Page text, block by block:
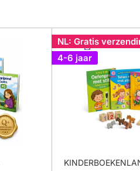
NL: Gratis
4-6 jaar